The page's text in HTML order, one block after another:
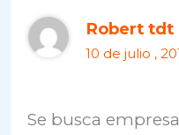
Robert tdt
10 de julio ,
Se busca